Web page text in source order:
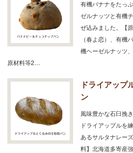
有機バナナをたっ
ゼルナッツと有機
ぜ込みました。【
（春よ恋）、有機
機ヘーゼルナッツ
原材料等2…
ドライアップ
ン
風味豊かな石臼挽
ドライアップルを
あるサルタナレー
料】北海道多寄産